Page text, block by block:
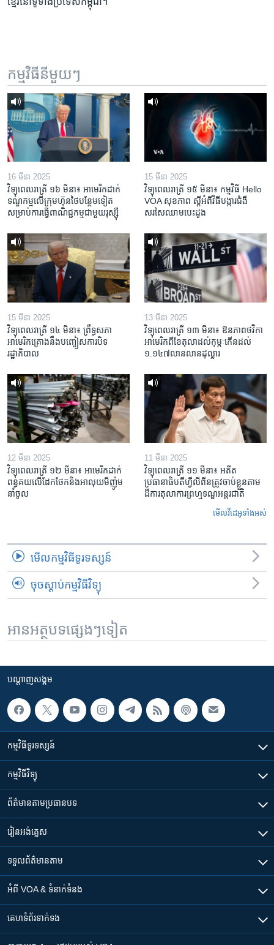
កម្មវិធី​នីមួយៗ
16 មីនា 2025
វិទ្យុពេលរាត្រី ១៦ មីនា៖ អាមេរិក​ដាក់​
ទណ្ឌកម្ម​លើ​ក្រុមហ៊ុន​ថៃ​បន្ថែម​ទៀត​
សម្រាប់​ការ​ធ្វើ​ពាណិជ្ជកម្ម​ជាមួយ​រុស្ស៊ី
15 មីនា 2025
វិទ្យុពេលរាត្រី ១៥ មីនា៖ កម្មវិធី ​Hello
VOA សុខភាព ស្ដី​អំពី​វិធី​បង្ការ​ជំងឺ​
សរសៃ​ឈាម​បេះដូង
15 មីនា 2025
វិទ្យុពេលរាត្រី ១៤ មីនា៖ ព្រឹទ្ធសភា
អាមេរិកគ្រោងនឹងបញ្ចៀសការបិទ
រដ្ឋាភិបាល
13 មីនា 2025
វិទ្យុពេលរាត្រី ១៣ មីនា៖ ឱនភាព​ថវិកា​
អាមេរិក​ពី​ខែ​តុលា​ដល់​កុម្ភៈ​កើន​ដល់​
១.១៤៧​លានលាន​ដុល្លារ
12 មីនា 2025
វិទ្យុពេលរាត្រី ១២ មីនា៖ អាមេរិក​ដាក់​
ពន្ធគយ​លើ​ដែកថែក​និង​អាលុយ​មីញ៉ូម​
នាំចូល
11 មីនា 2025
វិទ្យុពេលរាត្រី ១១ មីនា៖ អតីត​
ប្រធានាធិបតីហ្វីលីពីន​ត្រូវ​ចាប់ខ្លួនតាម
ដីការ​តុលាការ​ព្រហ្មទណ្ឌ​អន្តរជាតិ
មើល​វីដេអូ​ទាំង​អស់
មើល​កម្មវិធី​ទូរទស្សន៍
ចុចស្តាប់កម្មវិធីវិទ្យុ
អានអត្ថបទផ្សេងៗទៀត
បណ្តាញ​សង្គម
កម្មវិធី​ទូរទស្សន៍
កម្មវិធី​វិទ្យុ
ព័ត៌មាន​តាមប្រធានបទ​
រៀន​​អង់គ្លេស
ទទួល​ព័ត៌មាន​តាម
អំពី​ VOA & ទំនាក់ទំនង
គេហទំព័រ​​ទាក់ទង